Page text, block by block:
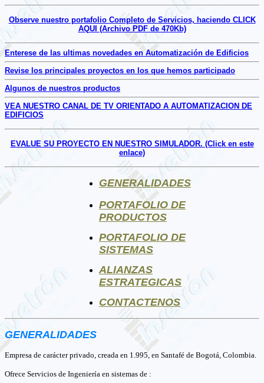
Observe nuestro portafolio Completo de Servicios, haciendo CLICK
AQUI (Archivo PDF de 470Kb)
Enterese de las ultimas novedades en Automatización de Edificios
Revise los principales proyectos en los que hemos participado
Algunos de nuestros productos
VEA NUESTRO CANAL DE TV ORIENTADO A AUTOMATIZACION DE
EDIFICIOS
EVALUE SU PROYECTO EN NUESTRO SIMULADOR. (Click en este
enlace)
GENERALIDADES
PORTAFOLIO DE
PRODUCTOS
PORTAFOLIO DE
SISTEMAS
ALIANZAS
ESTRATEGICAS
CONTACTENOS
GENERALIDADES
Empresa de carácter privado, creada en 1.995, en Santafé de Bogotá, Colombia.
Ofrece Servicios de Ingeniería en sistemas de :